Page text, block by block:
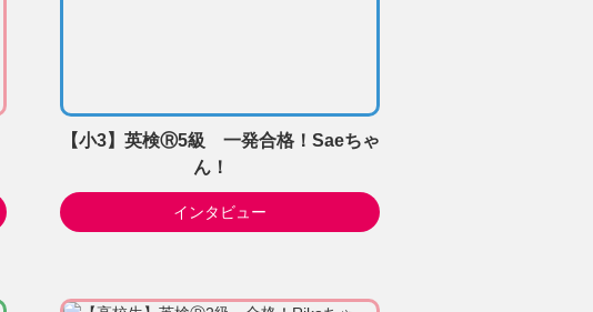
【小3】英検Ⓡ5級 一発合格！Saeちゃ
ん！
インタビュー